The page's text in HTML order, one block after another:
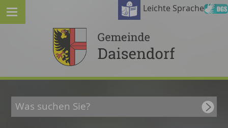
Leichte Sprache